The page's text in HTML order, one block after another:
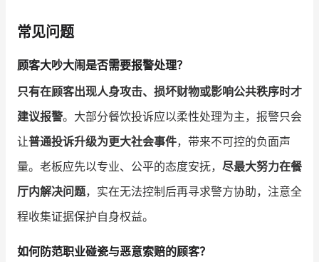
常见问题
顾客大吵大闹是否需要报警处理？
只有在顾客出现人身攻击、损坏财物或影响公共秩序时才
建议报警。大部分餐饮投诉应以柔性处理为主，报警只会
让普通投诉升级为更大社会事件，带来不可控的负面声
量。老板应先以专业、公平的态度安抚， 尽最大努力在餐
厅内解决问题，实在无法控制后再寻求警方协助，注意全
程收集证据保护自身权益。
如何防范职业碰瓷与恶意索赔的顾客？